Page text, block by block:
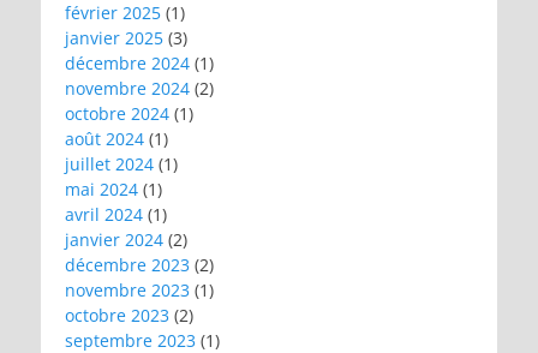
février 2025 (1)
janvier 2025 (3)
décembre 2024 (1)
novembre 2024 (2)
octobre 2024 (1)
août 2024 (1)
juillet 2024 (1)
mai 2024 (1)
avril 2024 (1)
janvier 2024 (2)
décembre 2023 (2)
novembre 2023 (1)
octobre 2023 (2)
septembre 2023 (1)